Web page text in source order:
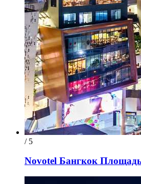
/ 5
Novotel Бангкок